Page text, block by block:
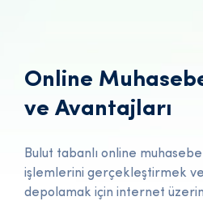
Online
ve Avantajları
Bulut tabanlı online
işlemlerini gerçekleştirmek
depolamak için internet